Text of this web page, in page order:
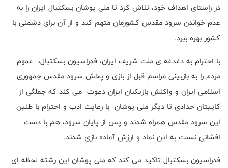
در راستای اهداف خود، تلاش کرد تا ملی پوشان بسکتبال ایران را به
عدم خواندن سرود مقدس کشورمان متهم کند و از آن برای دشمنی با
کشور بهره ببرد.
با احترام به دغدغه ی ملت شریف ایران، فدراسیون بسکتبال، عموم
مردم را به بازبینی مراسم قبل از بازی و پخش سرود مقدس جمهوری
اسلامی ایران و واکنش بازیکنان ایران دعوت می کند که جملگی از
کاپیتان حدادی تا دیگر ملی پوشان با رعایت ادب و احترام با طنین
این سرود مقدس همراه شدند و پس از پایان سرود، هم با دست
افشانی نسبت به این نماد و ارزش آماده بازی شدند.
فدراسیون بسکتبال تاکید می کند که ملی پوشان این رشته لحظه ای